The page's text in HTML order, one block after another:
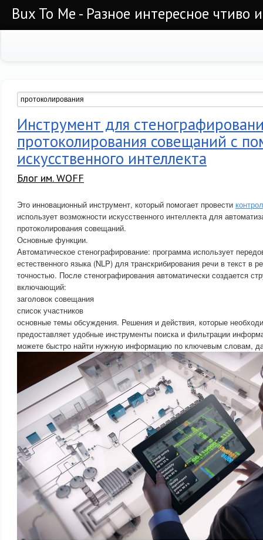
Bux To Me - Разное интересное чтиво
Инструмент для
протоколирования совещаний с
искусственного интеллекта
Блог им. WOFF
Это инновационный инструмент, который помогает провести
использует возможности искусственного интеллекта для
протоколирования совещаний.
Основные функции.
Автоматическое стенографирование: программа использует
естественного языка (NLP) для транскрибирования речи в текст в
точностью. После стенографирования автоматически создается
включающий:
заголовок совещания
список участников
основные темы обсуждения. Решения и действия, которые
предоставляет удобные инструменты поиска и фильтрации
можете быстро найти нужную информацию по ключевым словам,